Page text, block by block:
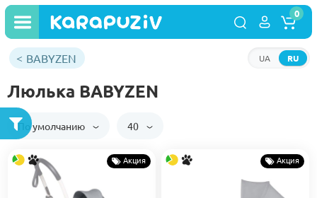
RU
UA
0
BABYZEN
Люлька BABYZEN
По умолчанию 40
Акция Акция